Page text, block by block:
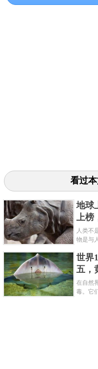
蓝鳍金枪鱼主要分布在
栖息的深度不一，喜
题，蓝鳍金枪鱼在2009
果不去限制，在不久之
关键字：动物
共3页: 上一页 1
看过
地球
上榜
人类不
物是与
世界
五，
在自然
毒。它